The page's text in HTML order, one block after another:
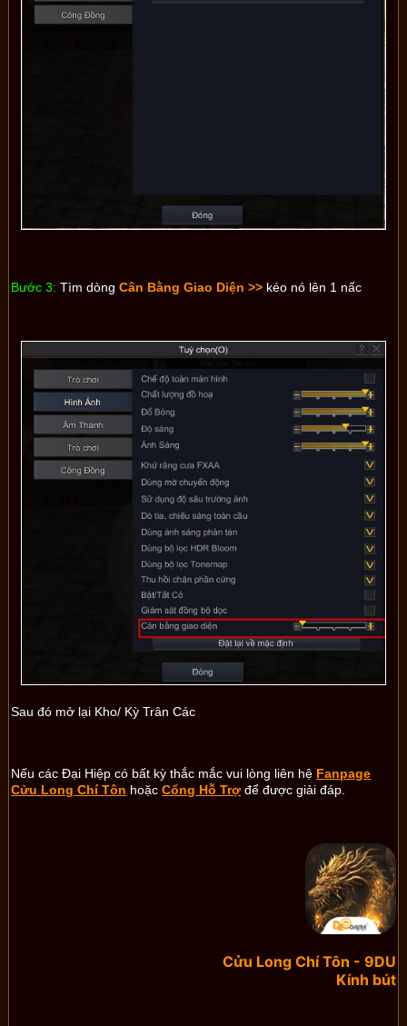
Bước 3: Tìm dòngCân Bằng Giao Diện >> kéo nó lên 1 nấc
Sau đó mở lại Kho/ Kỳ Trân Các
Nếu các Đại Hiệp có bất kỳ thắc mắc vui lòng liên hệ Fanpage
Cửu Long Chí Tôn hoặcCổng Hỗ Trợ để được giải đáp.
Cửu Long Chí Tôn - 9DU
Kính bút